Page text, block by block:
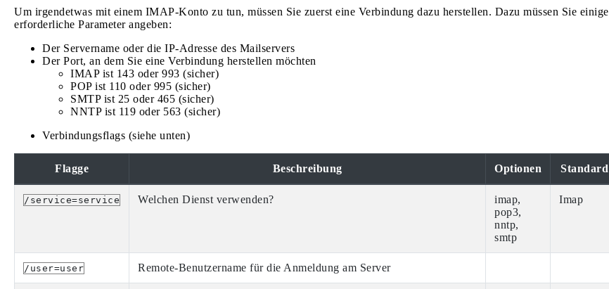
Um irgendetwas mit einem IMAP-Konto zu tun, müssen Sie zuerst eine Verbindung dazu herstellen. Dazu müssen Sie einige
erforderliche Parameter angeben:
Der Servername oder die IP-Adresse des Mailservers
Der Port, an dem Sie eine Verbindung herstellen möchten
IMAP ist 143 oder 993 (sicher)
POP ist 110 oder 995 (sicher)
SMTP ist 25 oder 465 (sicher)
NNTP ist 119 oder 563 (sicher)
Verbindungsflags (siehe unten)
Flagge Beschreibung Optionen Standard
/service=service Welchen Dienst verwenden?
imap,
pop3,
nntp,
smtp
Imap
/user=user Remote-Benutzername für die Anmeldung am Server